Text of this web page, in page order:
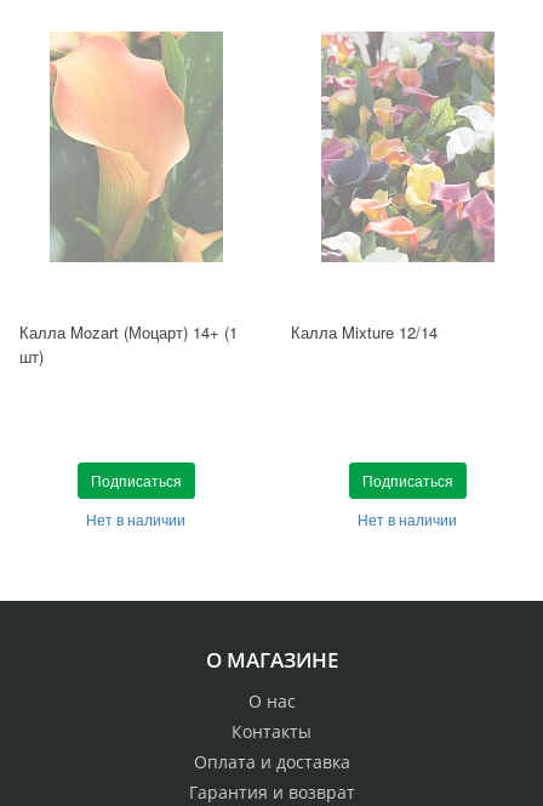
Калла Mozart (Моцарт) 14+ (1
шт)
Подписаться
Нет в наличии
Калла Mixture 12/14
Подписаться
Нет в наличии
О МАГАЗИНЕ
О нас
Контакты
Оплата и доставка
Гарантия и возврат